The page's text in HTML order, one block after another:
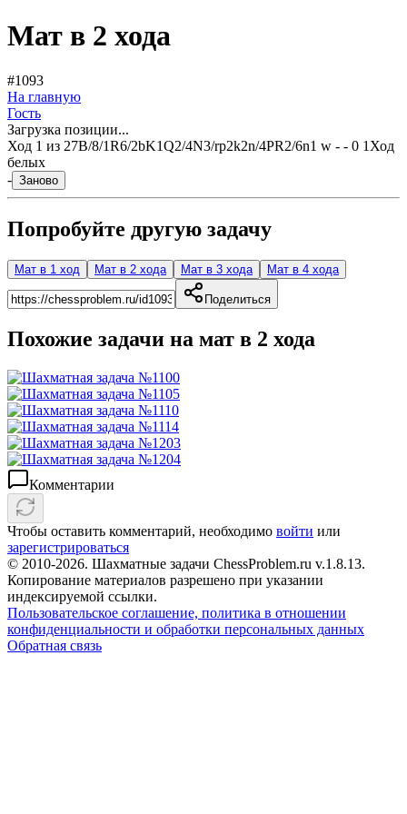
Мат в 2 хода
#1093
На главную
Гость
Загрузка позиции...
Ход 1 из 27B/8/1R6/2bK1Q2/4N3/rp2k2n/4PR2/6n1 w - - 0 1 Ход
белых
- Заново
Попробуйте другую задачу
Мат в 1 ход Мат в 2 хода Мат в 3 хода Мат в 4 хода
Поделиться
Похожие задачи на мат в 2 хода
Комментарии
Чтобы оставить комментарий, необходимо войти или
зарегистрироваться
© 2010-2026. Шахматные задачи ChessProblem.ru v.1.8.13.
Копирование материалов разрешено при указании
индексируемой ссылки.
Пользовательское соглашение, политика в отношении
конфиденциальности и обработки персональных данных
Обратная связь